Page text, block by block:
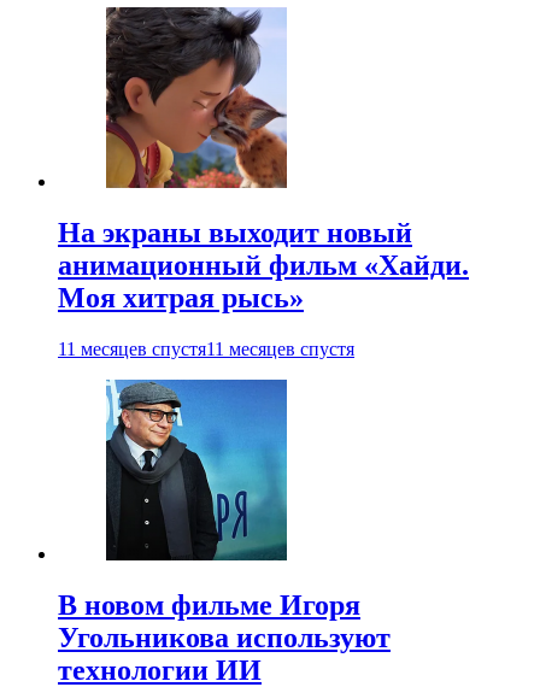
На экраны выходит новый
анимационный фильм «Хайди.
Моя хитрая рысь»
11 месяцев спустя11 месяцев спустя
В новом фильме Игоря
Угольникова используют
технологии ИИ